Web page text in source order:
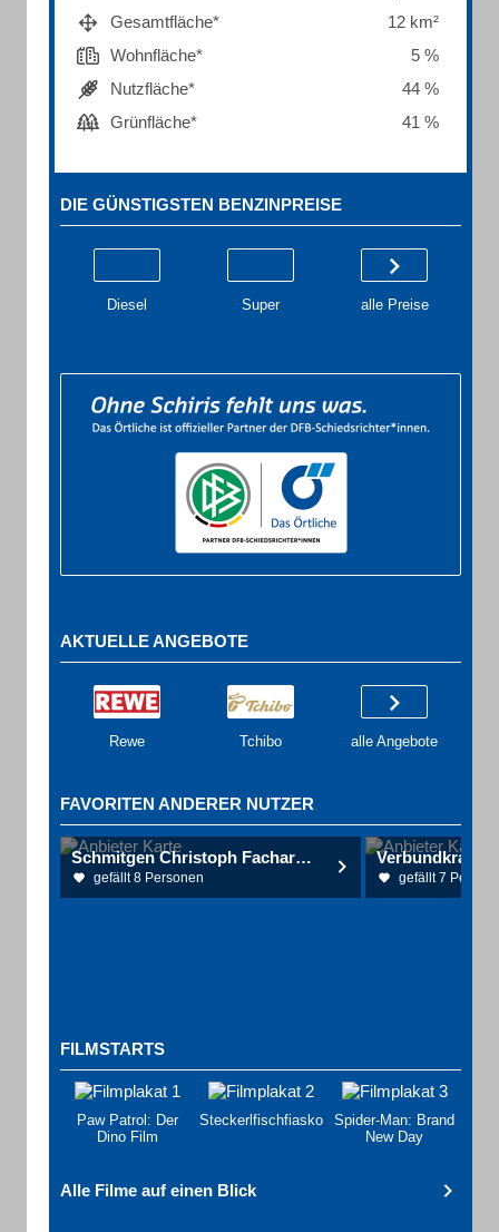
Gesamtfläche*
12 km²
Wohnfläche*
5 %
Nutzfläche*
44 %
Grünfläche*
41 %
DIE GÜNSTIGSTEN BENZINPREISE
Diesel Super alle Preise
AKTUELLE ANGEBOTE
Rewe Tchibo alle Angebote
FAVORITEN ANDERER NUTZER
Schmitgen Christoph Facharzt für Hals- Nasen- und Ohrenheilkunde
gefällt 8 Personen gefällt 7
FILMSTARTS
Paw Patrol: Der
Dino Film
Steckerlfischfiasko
Spider-Man: Brand
New Day
Alle Filme auf einen Blick